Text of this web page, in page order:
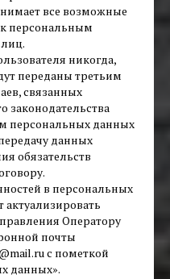
все возможные
персональным
никогда,
переданы третьим
связанных
законодательства
персональных данных
данных
обязательств
в персональных
Оператору
почты
с пометкой
данных».